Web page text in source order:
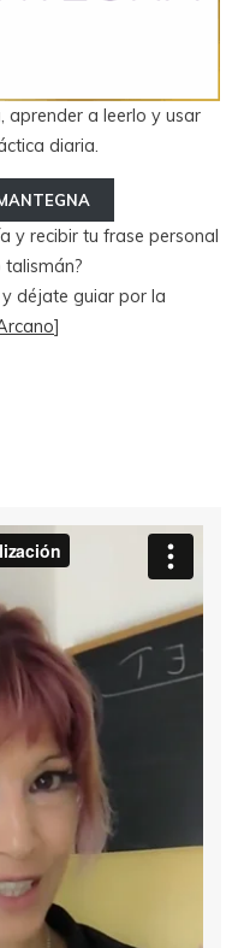
aprender a leerlo y usar
diaria.
y recibir tu frase personal
y déjate guiar por la
]